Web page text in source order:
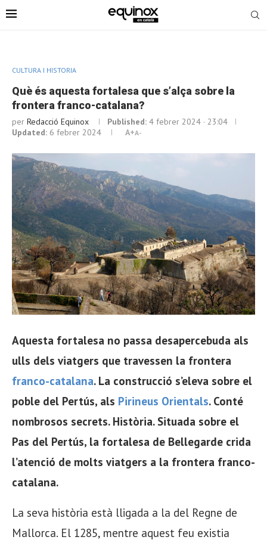
CULTURA I HISTORIA
Què és aquesta fortalesa que s’alça sobre la
frontera franco-catalana?
per Redacció Equinox Published: 4 febrer 2024 · 23:04
Updated: 6 febrer 2024 A+A-
Aquesta fortalesa no passa desapercebuda als
ulls dels viatgers que travessen la frontera
franco-catalana. La construcció s’eleva sobre el
poble del Pertús, als Pirineus Orientals. Conté
nombrosos secrets. Història. Situada sobre el
Pas del Pertús, la fortalesa de Bellegarde crida
l’atenció de molts viatgers a la frontera franco-
catalana.
La seva història està lligada a la del Regne de
Mallorca. El 1285, mentre aquest feu existia